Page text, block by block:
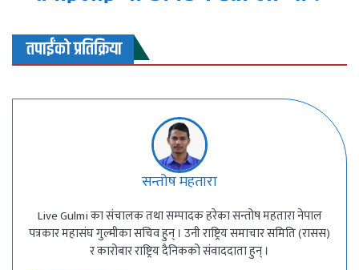
तपाईंको प्रतिक्रिया
सन्तोष महतारा
Live Gulmi का संचालक तथा सम्पादक हरेका सन्तोष महतारा नेपाल
पत्रकार महासंघ गुल्मीका सचिव हुन् । उनी राष्ट्रिय समाचार समिति (रासस)
र कारोबार राष्ट्रिय दैनिकको संवाददाता हुन् ।